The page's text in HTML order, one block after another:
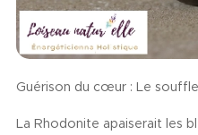
Guérison du cœur : Le
La Rhodonite apaiserait les